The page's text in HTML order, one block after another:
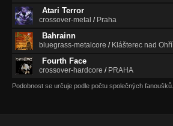
Atari Terror
crossover-metal / Praha
Bahrainn
bluegrass-metalcore / Klášterec nad Ohří
Fourth Face
crossover-hardcore / PRAHA
Podobnost se určuje podle počtu společných fanoušků.